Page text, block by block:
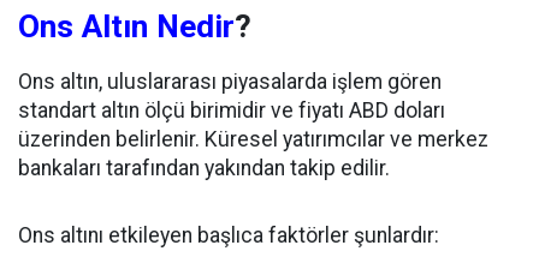
Ons Altın Nedir?
Ons altın, uluslararası piyasalarda işlem gören
standart altın ölçü birimidir ve fiyatı ABD doları
üzerinden belirlenir. Küresel yatırımcılar ve merkez
bankaları tarafından yakından takip edilir.
Ons altını etkileyen başlıca faktörler şunlardır: